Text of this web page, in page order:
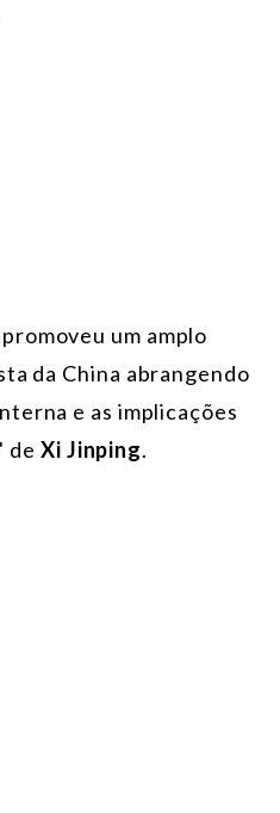
promoveu um amplo
da China abrangendo
e as implicações
de Xi Jinping.